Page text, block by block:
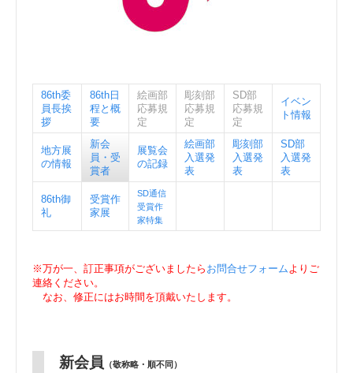
86th委
員長挨
拶
86th日
程と概
要
絵画部
応募規
定
彫刻部
応募規
定
SD部
応募規
定
イベン
ト情報
地方展
の情報
新会
員・受
賞者
展覧会
の記録
絵画部
入選発
表
彫刻部
入選発
表
SD部
入選発
表
86th御
礼
受賞作
家展
SD通信
受賞作
家特集
※万が一、訂正事項がございましたら お問合せフォームよりご
連絡ください。
なお、修正にはお時間を頂戴いたします。
新会員 （敬称略・順不同）